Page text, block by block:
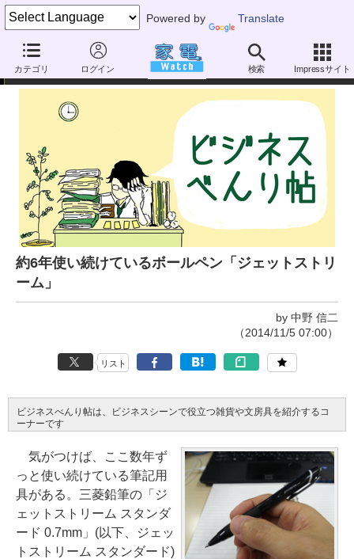
Powered by Translate
カテゴリ ログイン 検索 Impressサイト
ビジネスべんり帖
約6年使い続けているボールペン「ジェットストリ
ーム」
by 中野 信二
（2014/11/5 07:00）
リスト
ビジネスべんり帖は、ビジネスシーンで役立つ雑貨や文房具を紹介するコ
ーナーです
気がつけば、ここ数年ず
っと使い続けている筆記用
具がある。三菱鉛筆の「ジ
ェットストリーム スタンダ
ード 0.7mm」(以下、ジェッ
トストリーム スタンダード)